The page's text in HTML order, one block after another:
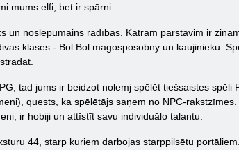
mums elfi, bet ir spārni
un noslēpumains radības. Katram pārstāvim ir
klases - Bol Bol magosposobny un kaujinieku.
tad jums ir beidzot nolemj spēlēt tiešsaistes
quests, ka spēlētājs saņem no NPC-
ir hobiji un attīstīt savu individuālo talantu.
44, starp kuriem darbojas starppilsētu